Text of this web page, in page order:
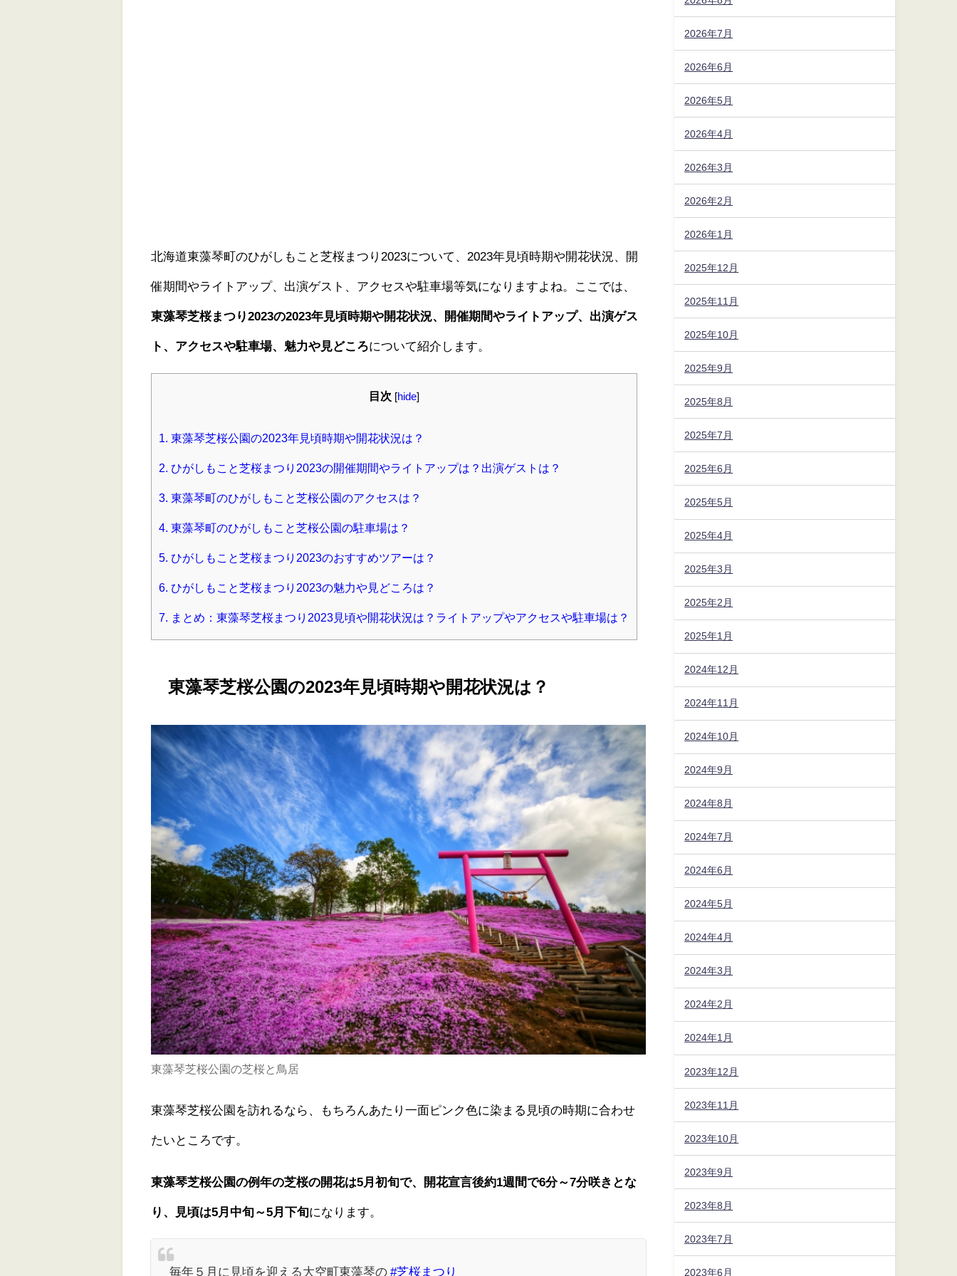
北海道東藻琴町のひがしもこと芝桜まつり2023について、2023年見頃時期や開花状況、開
催期間やライトアップ、出演ゲスト、アクセスや駐車場等気になりますよね。ここでは、
東藻琴芝桜まつり2023の2023年見頃時期や開花状況、開催期間やライトアップ、出演ゲス
ト、アクセスや駐車場、魅力や見どころについて紹介します。
目次 hide
1. 東藻琴芝桜公園の2023年見頃時期や開花状況は？
2. ひがしもこと芝桜まつり2023の開催期間やライトアップは？出演ゲストは？
3. 東藻琴町のひがしもこと芝桜公園のアクセスは？
4. 東藻琴町のひがしもこと芝桜公園の駐車場は？
5. ひがしもこと芝桜まつり2023のおすすめツアーは？
6. ひがしもこと芝桜まつり2023の魅力や見どころは？
7. まとめ：東藻琴芝桜まつり2023見頃や開花状況は？ライトアップやアクセスや駐車場は？
東藻琴芝桜公園の2023年見頃時期や開花状況は？
東藻琴芝桜公園の芝桜と鳥居
東藻琴芝桜公園を訪れるなら、もちろんあたり一面ピンク色に染まる見頃の時期に合わせ
たいところです。
東藻琴芝桜公園の例年の芝桜の開花は5月初旬で、開花宣言後約1週間で6分～7分咲きとな
り、見頃は5月中旬～5月下旬になります。
毎年５月に見頃を迎える大空町東藻琴の #芝桜まつり
2026年7月
2026年6月
2026年5月
2026年4月
2026年3月
2026年2月
2026年1月
2025年12月
2025年11月
2025年10月
2025年9月
2025年8月
2025年7月
2025年6月
2025年5月
2025年4月
2025年3月
2025年2月
2025年1月
2024年12月
2024年11月
2024年10月
2024年9月
2024年8月
2024年7月
2024年6月
2024年5月
2024年4月
2024年3月
2024年2月
2024年1月
2023年12月
2023年11月
2023年10月
2023年9月
2023年8月
2023年7月
2023年6月